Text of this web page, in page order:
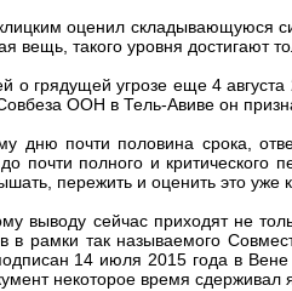
оценил складывающуюся
вещь, такого уровня
о грядущей угрозе еще 4
ООН в Тель-Авиве он
дню почти половина срока,
почти полного и
пережить и оценить это уже
выводу сейчас приходят не
в рамки так называемого
14 июля 2015 года в
некоторое время